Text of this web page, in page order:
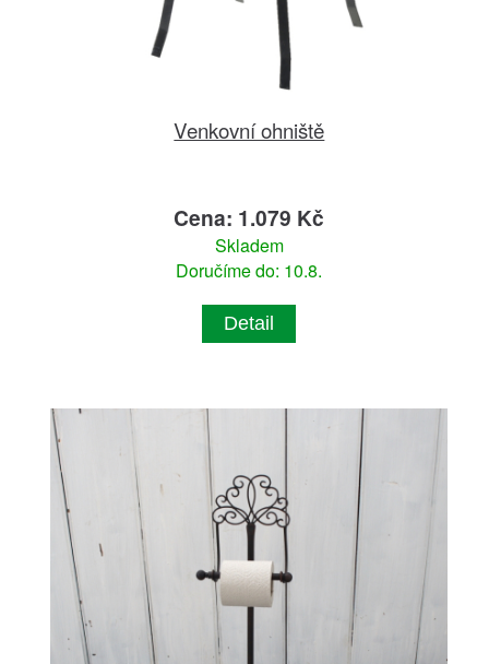
Venkovní ohniště
Cena: 1.079 Kč
Skladem
Doručíme do: 10.8.
Detail